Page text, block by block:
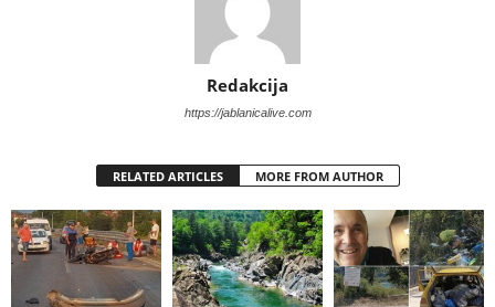
Redakcija
https://jablanicalive.com
RELATED ARTICLES MORE FROM AUTHOR